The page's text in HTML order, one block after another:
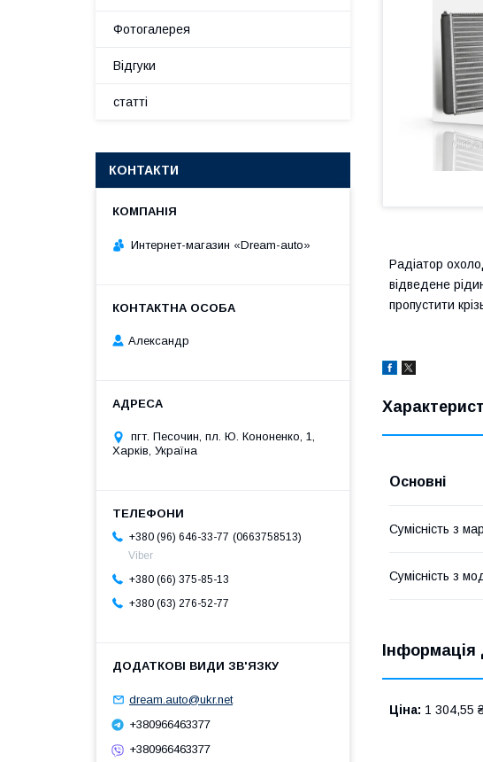
Радіатор
відведене
пропустити
Основні
Сумісність з
Сумісність з
Ціна: 1 304,55
Фотогалерея
Відгуки
статті
КОНТАКТИ
Интернет-магазин «Dream-auto»
Александр
пгт. Песочин, пл. Ю. Кононенко, 1,
Харків, Україна
+380 (96) 646-33-77
0663758513
Viber
+380 (66) 375-85-13
+380 (63) 276-52-77
dream.auto@ukr.net
+380966463377
+380966463377